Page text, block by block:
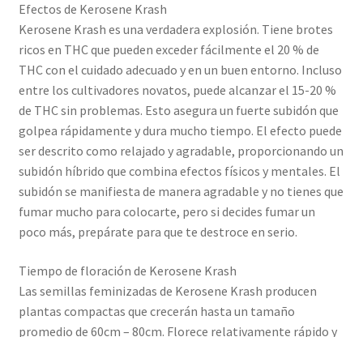
Efectos de Kerosene Krash
Kerosene Krash es una verdadera explosión. Tiene brotes
ricos en THC que pueden exceder fácilmente el 20 % de
THC con el cuidado adecuado y en un buen entorno. Incluso
entre los cultivadores novatos, puede alcanzar el 15-20 %
de THC sin problemas. Esto asegura un fuerte subidón que
golpea rápidamente y dura mucho tiempo. El efecto puede
ser descrito como relajado y agradable, proporcionando un
subidón híbrido que combina efectos físicos y mentales. El
subidón se manifiesta de manera agradable y no tienes que
fumar mucho para colocarte, pero si decides fumar un
poco más, prepárate para que te destroce en serio.
Tiempo de floración de Kerosene Krash
Las semillas feminizadas de Kerosene Krash producen
plantas compactas que crecerán hasta un tamaño
promedio de 60cm – 80cm. Florece relativamente rápido y